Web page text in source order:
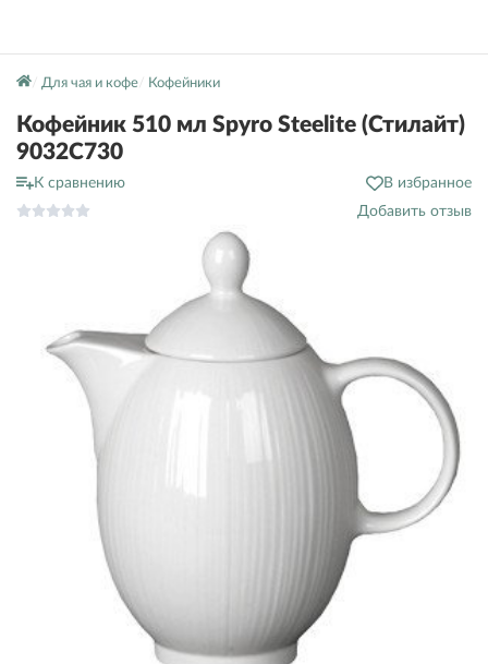
Для чая и кофе Кофейники
Кофейник 510 мл Spyro Steelite (Стилайт)
9032C730
К сравнению
В избранное
Добавить отзыв